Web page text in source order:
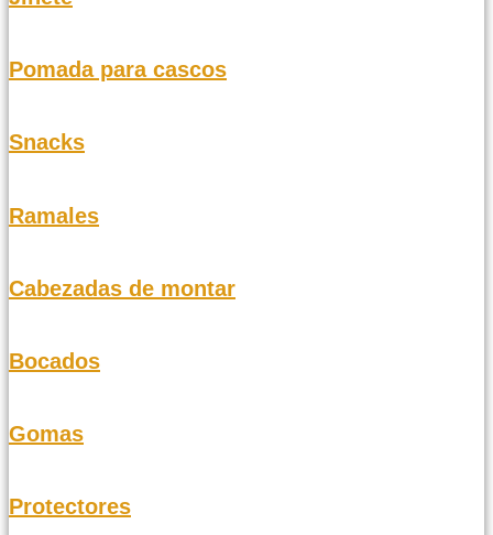
Pomada para cascos
Snacks
Ramales
Cabezadas de montar
Bocados
Gomas
Protectores